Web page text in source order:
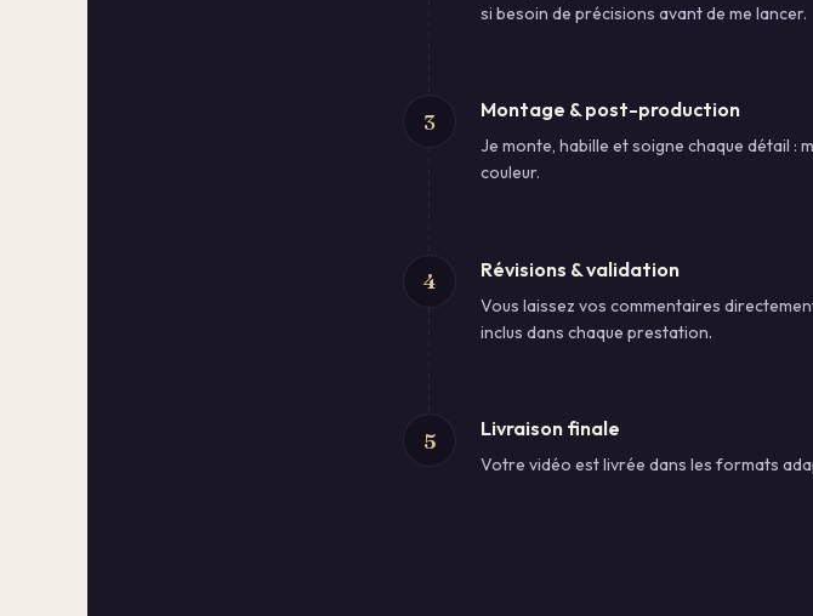
si besoin de précisions avant de me lancer.
3 Montage & post-production
Je monte, habille et soigne chaque détail :
couleur.
4 Révisions & validation
Vous laissez vos commentaires
inclus dans chaque prestation.
5 Livraison finale
Votre vidéo est livrée dans les formats